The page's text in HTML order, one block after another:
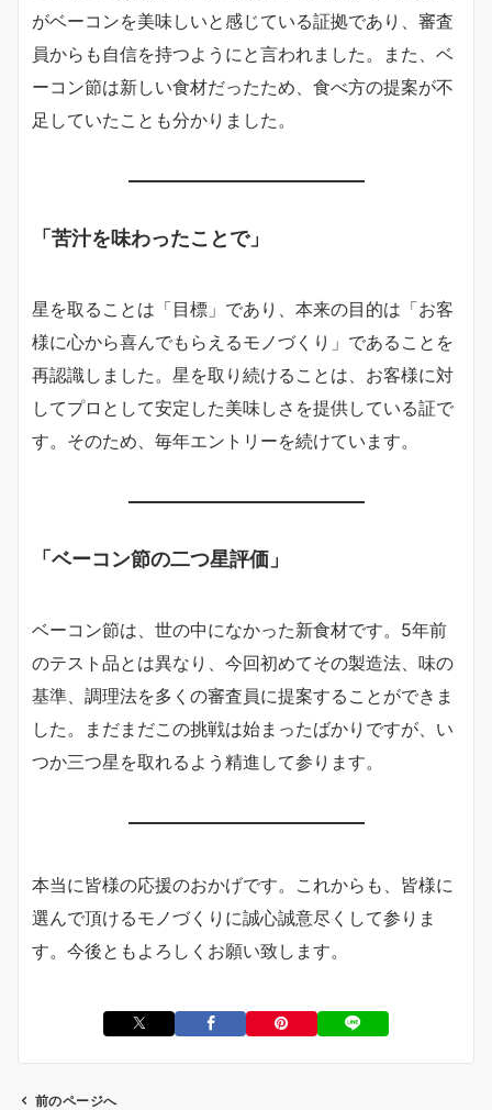
がベーコンを美味しいと感じている証拠であり、審査
員からも自信を持つようにと言われました。また、ベ
ーコン節は新しい食材だったため、食べ方の提案が不
足していたことも分かりました。
「苦汁を味わったことで」
星を取ることは「目標」であり、本来の目的は「お客
様に心から喜んでもらえるモノづくり」であることを
再認識しました。星を取り続けることは、お客様に対
してプロとして安定した美味しさを提供している証で
す。そのため、毎年エントリーを続けています。
「ベーコン節の二つ星評価」
ベーコン節は、世の中になかった新食材です。5年前
のテスト品とは異なり、今回初めてその製造法、味の
基準、調理法を多くの審査員に提案することができま
した。まだまだこの挑戦は始まったばかりですが、い
つか三つ星を取れるよう精進して参ります。
本当に皆様の応援のおかげです。これからも、皆様に
選んで頂けるモノづくりに誠心誠意尽くして参りま
す。今後ともよろしくお願い致します。
前のページへ